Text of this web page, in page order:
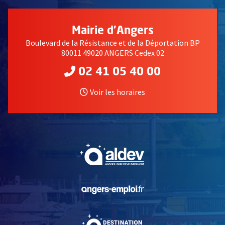
Mairie d'Angers
Boulevard de la Résistance et de la Déportation BP
80011 49020 ANGERS Cedex 02
02 41 05 40 00
Voir les horaires
, Ouvre une nouvelle